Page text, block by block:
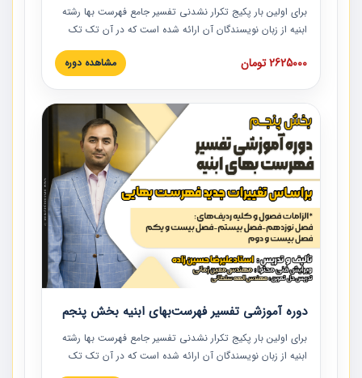
برای اولین بار پکیج تکرار نشدنی تفسیر جامع فهرست بها رشته
ابنیه از زبان نویسندگان آن ارائه شده است که در آن تک تک
ردیف ها و مطالب فهرست بها تفسیر و ارائه شده است. این
دوره به صورت کامل تصویری بوده و به همراه تصاویر عملیات
دوره با کلام مهندس علیرضاحسین‌زاده مدیر پروژه مهندسی
مشاور در امر بازنگری فهرست بها رشته ابنیه ارائه شده و به تمام
همکارانی که در حوزه صنعت ساخت در حال فعالیت هستند حتما
توصیه می کنیم از مطالب این دوره استفاده نمایند.
2625000 تومان مشاهده دوره
دوره آموزشی تفسیر فهرست‌بهای ابنیه بخش پنجم
برای اولین بار پکیج تکرار نشدنی تفسیر جامع فهرست بها رشته
ابنیه از زبان نویسندگان آن ارائه شده است که در آن تک تک
ردیف ها و مطالب فهرست بها تفسیر و ارائه شده است. این